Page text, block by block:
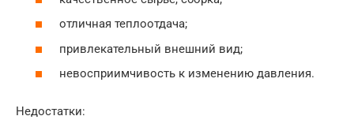
отличная теплоотдача;
привлекательный внешний вид;
невосприимчивость к изменению давления.
Недостатки: